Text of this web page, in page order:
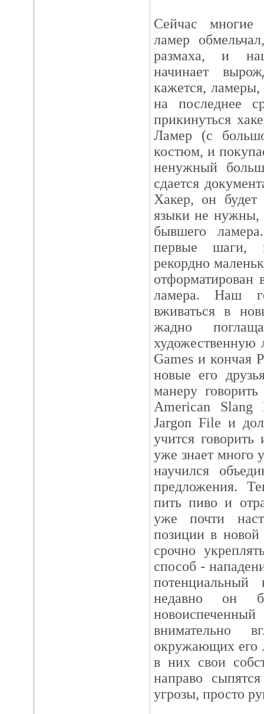
Сейчас
ламер
размаха, и
начинает
кажется,
на последнее
прикинуться
Ламер (с
костюм, и
ненужный
сдается
Хакер, он будет
языки не
бывшего
первые шаги,
рекордно
отформатирован
ламера. Hаш
вживаться в
жадно
художественную
Games и кончая
новые его
манеру
American Slang
Jargon File и
учится
уже знает много
научился
предложения.
пить пиво и
уже почти
позиции в новой
срочно
способ -
потенциальный
недавно
внимательно
окружающих его
в них свои
направо
угрозы, просто